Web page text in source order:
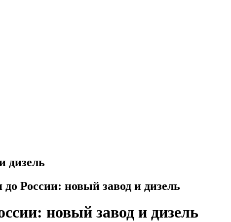
дизель
России: новый завод и дизель
новый завод и дизель